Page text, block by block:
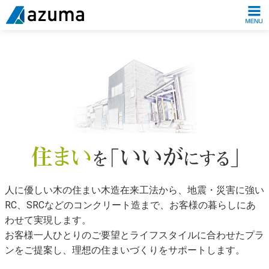
人に優しい木の住まい木造在来工法から、地震・災害に強い
RC、SRCなどのコンクリート造まで、お客様の暮らしにあ
わせて実現します。
お客様一人ひとりのご要望とライフスタイルに合わせたプラ
ンをご提案し、理想の住まいづくりをサポートします。